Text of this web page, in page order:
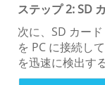
ステップ 2: SD
次に、SD カー
を PC に接続し
を迅速に検出す